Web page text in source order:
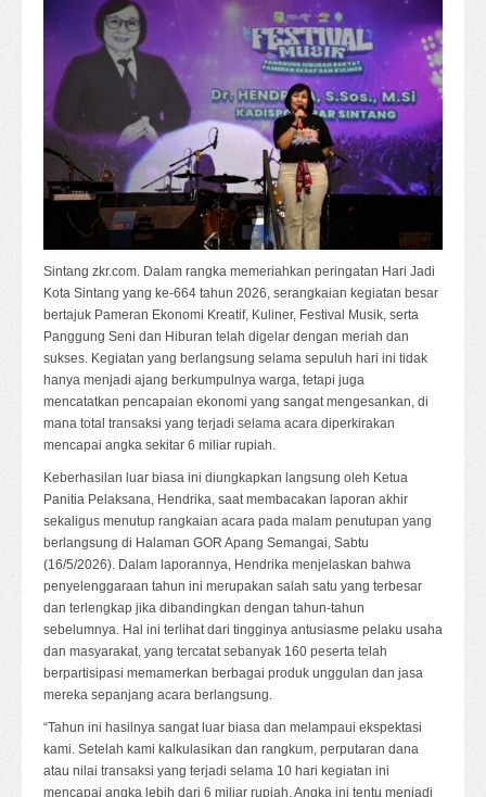
Sintang zkr.com. Dalam rangka memeriahkan peringatan Hari Jadi
Kota Sintang yang ke-664 tahun 2026, serangkaian kegiatan besar
bertajuk Pameran Ekonomi Kreatif, Kuliner, Festival Musik, serta
Panggung Seni dan Hiburan telah digelar dengan meriah dan
sukses. Kegiatan yang berlangsung selama sepuluh hari ini tidak
hanya menjadi ajang berkumpulnya warga, tetapi juga
mencatatkan pencapaian ekonomi yang sangat mengesankan, di
mana total transaksi yang terjadi selama acara diperkirakan
mencapai angka sekitar 6 miliar rupiah.
Keberhasilan luar biasa ini diungkapkan langsung oleh Ketua
Panitia Pelaksana, Hendrika, saat membacakan laporan akhir
sekaligus menutup rangkaian acara pada malam penutupan yang
berlangsung di Halaman GOR Apang Semangai, Sabtu
(16/5/2026). Dalam laporannya, Hendrika menjelaskan bahwa
penyelenggaraan tahun ini merupakan salah satu yang terbesar
dan terlengkap jika dibandingkan dengan tahun-tahun
sebelumnya. Hal ini terlihat dari tingginya antusiasme pelaku usaha
dan masyarakat, yang tercatat sebanyak 160 peserta telah
berpartisipasi memamerkan berbagai produk unggulan dan jasa
mereka sepanjang acara berlangsung.
“Tahun ini hasilnya sangat luar biasa dan melampaui ekspektasi
kami. Setelah kami kalkulasikan dan rangkum, perputaran dana
atau nilai transaksi yang terjadi selama 10 hari kegiatan ini
mencapai angka lebih dari 6 miliar rupiah. Angka ini tentu menjadi